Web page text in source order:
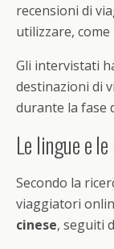
recensioni di
utilizzare, come
Gli intervistati
destinazioni di
durante la fase
Le lingue e
Secondo la
viaggiatori
cinese, seguiti